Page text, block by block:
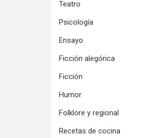
Teatro
Psicología
Ensayo
Ficción alegórica
Ficción
Humor
Folklore y regional
Recetas de cocina